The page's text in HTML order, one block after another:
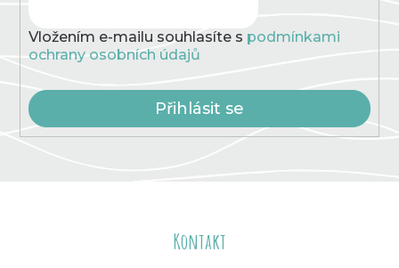
Vložením e-mailu souhlasíte s podmínkami
ochrany osobních údajů
Přihlásit se
Kontakt